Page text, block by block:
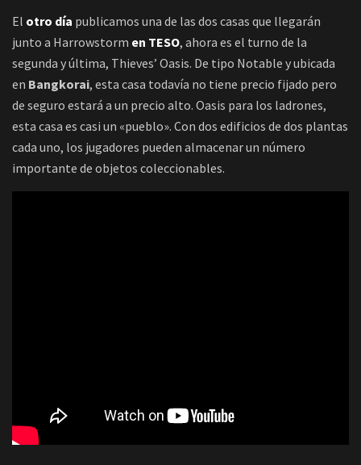
El otro día publicamos una de las dos casas que llegarán
junto a Harrowstorm en TESO, ahora es el turno de la
segunda y última, Thieves’ Oasis. De tipo Notable y ubicada
en Bangkorai, esta casa todavía no tiene precio fijado pero
de seguro estará a un precio alto. Oasis para los ladrones,
esta casa es casi un «pueblo». Con dos edificios de dos plantas
cada uno, los jugadores pueden almacenar un número
importante de objetos coleccionables.